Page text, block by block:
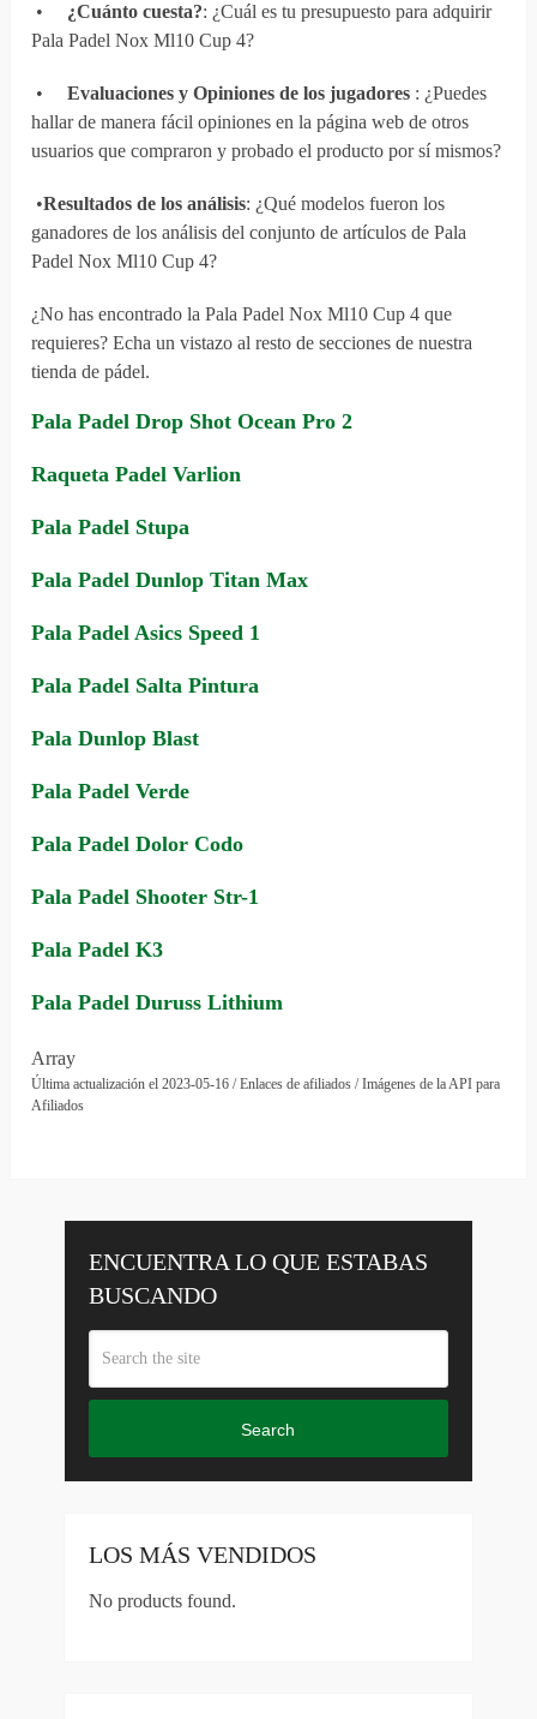
• ¿Cuánto cuesta?: ¿Cuál es tu presupuesto para adquirir
Pala Padel Nox Ml10 Cup 4?
•Evaluaciones y Opiniones de los jugadores : ¿Puedes
hallar de manera fácil opiniones en la página web de otros
usuarios que compraron y probado el producto por sí mismos?
•Resultados de los análisis: ¿Qué modelos fueron los
ganadores de los análisis del conjunto de artículos de Pala
Padel Nox Ml10 Cup 4?
¿No has encontrado la Pala Padel Nox Ml10 Cup 4 que
requieres? Echa un vistazo al resto de secciones de nuestra
tienda de pádel.
Pala Padel Drop Shot Ocean Pro 2
Raqueta Padel Varlion
Pala Padel Stupa
Pala Padel Dunlop Titan Max
Pala Padel Asics Speed 1
Pala Padel Salta Pintura
Pala Dunlop Blast
Pala Padel Verde
Pala Padel Dolor Codo
Pala Padel Shooter Str-1
Pala Padel K3
Pala Padel Duruss Lithium
Array
Última actualización el 2023-05-16 / Enlaces de afiliados / Imágenes de la API para
Afiliados
ENCUENTRA LO QUE ESTABAS
BUSCANDO
Search
LOS MÁS VENDIDOS
No products found.